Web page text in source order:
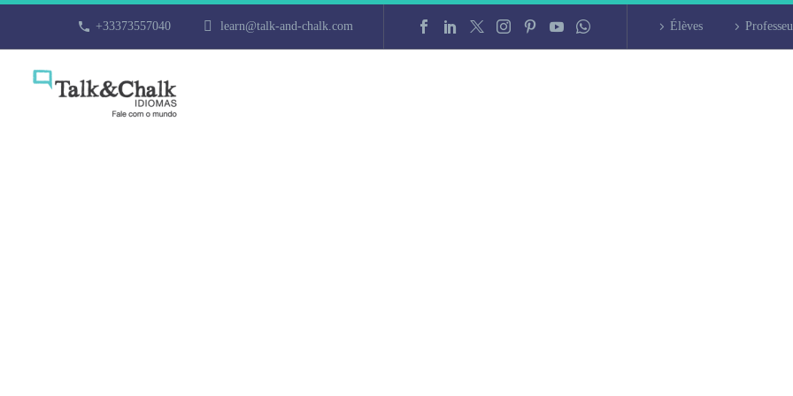
+33373557040 learn@talk-and-chalk.com Élèves